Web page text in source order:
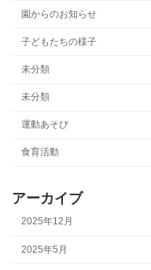
園からのお知らせ
子どもたちの様子
未分類
未分類
運動あそび
食育活動
アーカイブ
2025年12月
2025年5月